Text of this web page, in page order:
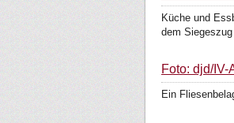
Küche und
dem
Foto: djd/IV-
Ein